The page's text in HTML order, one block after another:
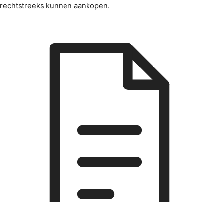
rechtstreeks kunnen aankopen.